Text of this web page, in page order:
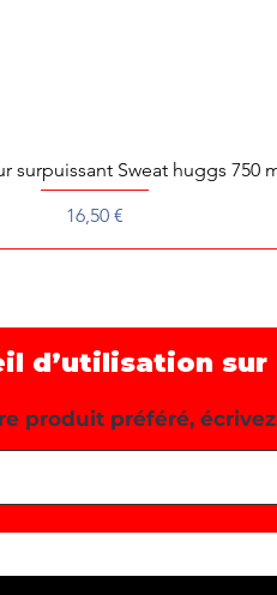
Aperçu rapide
surpuissant Sweat huggs 750
Prix
16,50 €
d’utilisation
produit préféré,